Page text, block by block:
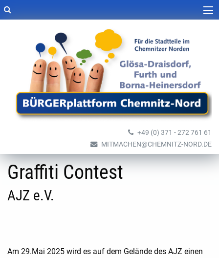
+49 (0) 371 - 272 761 61
MITMACHEN@CHEMNITZ-NORD.DE
Graffiti Contest
AJZ e.V.
Am 29.Mai 2025 wird es auf dem Gelände des AJZ einen